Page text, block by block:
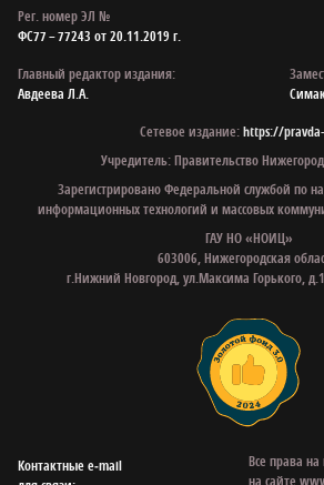
Рег. номер ЭЛ №
ФС77 – 77243 от 20.11.2019 г.
Главный редактор издания:
Авдеева Л.А.
Сетевое издание:https://
Учредитель: Правительство
Зарегистрировано Федеральной службой по
информационных технологий и массовых
ГАУ НО «НОИЦ»
603006, Нижегородская
г.Нижний Новгород, ул.Максима Горького,
Контактные e‑mail
Все права